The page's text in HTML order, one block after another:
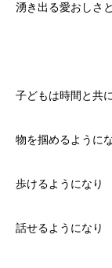
湧き出る愛おしさ
子どもは時間と共
物を掴めるように
歩けるようになり
話せるようになり